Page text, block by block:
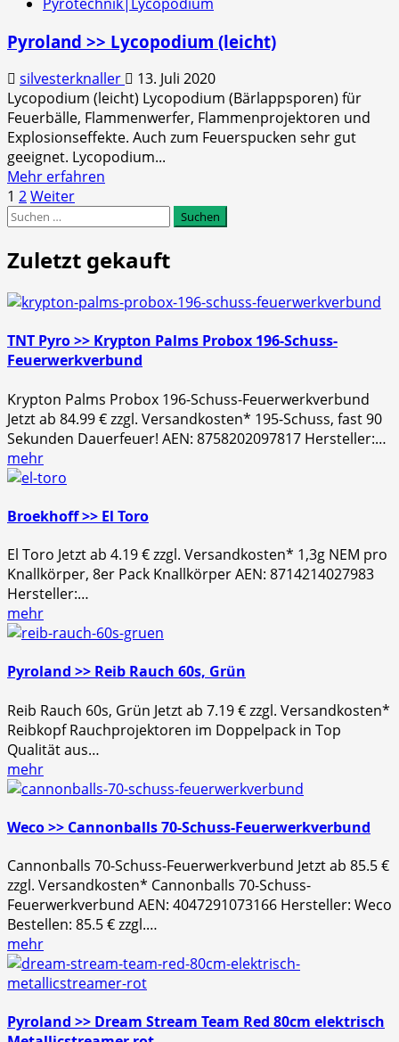
Pyroland
Lycopodium
250g
Pyroland >> Lycopodium (leicht)
silvesterknaller
13. Juli 2020
Lycopodium (leicht) Lycopodium (Bärlappsporen) für
Feuerbälle, Flammenwerfer, Flammenprojektoren und
Explosionseffekte. Auch zum Feuerspucken sehr gut
geeignet. Lycopodium...
Mehr erfahren
>>
Lycopodium
(leicht)
Seitennummerierung
der
Beiträge
1 2Weiter
Suchen
Zuletzt gekauft
TNT Pyro >> Krypton Palms Probox 196-Schuss-
Feuerwerkverbund
Krypton Palms Probox 196-Schuss-Feuerwerkverbund
Jetzt ab 84.99 € zzgl. Versandkosten* 195-Schuss, fast 90
Sekunden Dauerfeuer! AEN: 8758202097817 Hersteller:…
mehr
Broekhoff >> El Toro
El Toro Jetzt ab 4.19 € zzgl. Versandkosten* 1,3g NEM pro
Knallkörper, 8er Pack Knallkörper AEN: 8714214027983
Hersteller:…
mehr
Pyroland >> Reib Rauch 60s, Grün
Reib Rauch 60s, Grün Jetzt ab 7.19 € zzgl. Versandkosten*
Reibkopf Rauchprojektoren im Doppelpack in Top
Qualität aus…
mehr
Weco >> Cannonballs 70-Schuss-Feuerwerkverbund
Cannonballs 70-Schuss-Feuerwerkverbund Jetzt ab 85.5 €
zzgl. Versandkosten* Cannonballs 70-Schuss-
Feuerwerkverbund AEN: 4047291073166 Hersteller: Weco
Bestellen: 85.5 € zzgl.…
mehr
Pyroland >> Dream Stream Team Red 80cm elektrisch